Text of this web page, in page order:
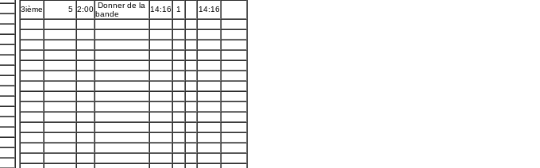
3ième
5 2:00 Donner de la
bande
14:16 1 14:16